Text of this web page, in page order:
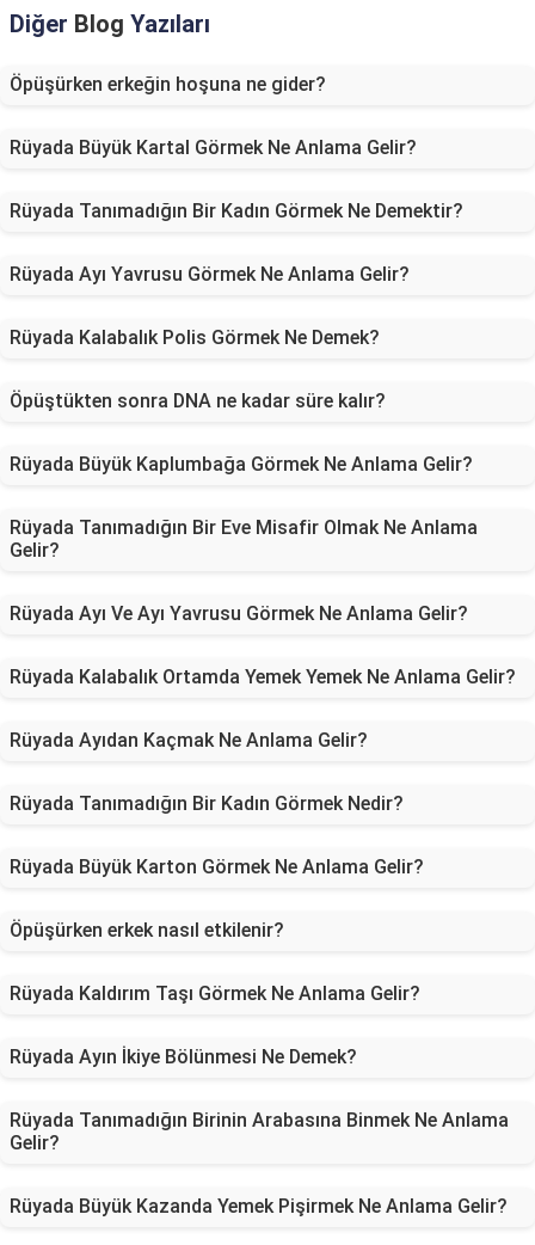
Diğer Blog Yazıları
Öpüşürken erkeğin hoşuna ne gider?
Rüyada Büyük Kartal Görmek Ne Anlama Gelir?
Rüyada Tanımadığın Bir Kadın Görmek Ne Demektir?
Rüyada Ayı Yavrusu Görmek Ne Anlama Gelir?
Rüyada Kalabalık Polis Görmek Ne Demek?
Öpüştükten sonra DNA ne kadar süre kalır?
Rüyada Büyük Kaplumbağa Görmek Ne Anlama Gelir?
Rüyada Tanımadığın Bir Eve Misafir Olmak Ne Anlama
Gelir?
Rüyada Ayı Ve Ayı Yavrusu Görmek Ne Anlama Gelir?
Rüyada Kalabalık Ortamda Yemek Yemek Ne Anlama Gelir?
Rüyada Ayıdan Kaçmak Ne Anlama Gelir?
Rüyada Tanımadığın Bir Kadın Görmek Nedir?
Rüyada Büyük Karton Görmek Ne Anlama Gelir?
Öpüşürken erkek nasıl etkilenir?
Rüyada Kaldırım Taşı Görmek Ne Anlama Gelir?
Rüyada Ayın İkiye Bölünmesi Ne Demek?
Rüyada Tanımadığın Birinin Arabasına Binmek Ne Anlama
Gelir?
Rüyada Büyük Kazanda Yemek Pişirmek Ne Anlama Gelir?